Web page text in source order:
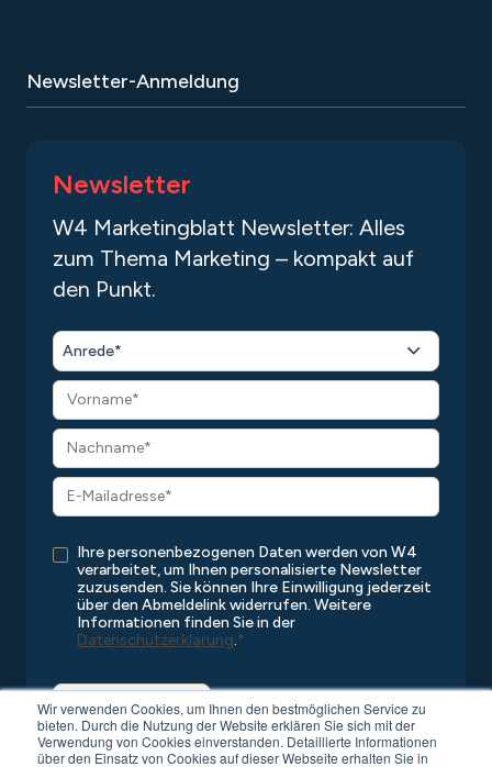
Wir verwenden Cookies, um Ihnen den bestmöglichen Service zu
bieten. Durch die Nutzung der Website erklären Sie sich mit der
Verwendung von Cookies einverstanden. Detaillierte Informationen
über den Einsatz von Cookies auf dieser Webseite erhalten Sie in
Newsletter-Anmeldung
Newsletter
W4 Marketingblatt Newsletter: Alles
zum Thema Marketing – kompakt auf
den Punkt.
Anrede*
Ihre personenbezogenen Daten werden von W4
verarbeitet, um Ihnen personalisierte Newsletter
zuzusenden. Sie können Ihre Einwilligung jederzeit
über den Abmeldelink widerrufen. Weitere
Informationen finden Sie in der
Datenschutzerklärung.*